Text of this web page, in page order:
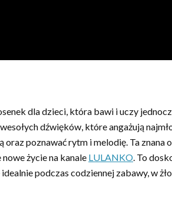
dla dzieci, która bawi i uczy
dźwięków, które angażują
poznawać rytm i melodię. Ta znana
życie na kanale LULANKO. To
podczas codziennej zabawy, w